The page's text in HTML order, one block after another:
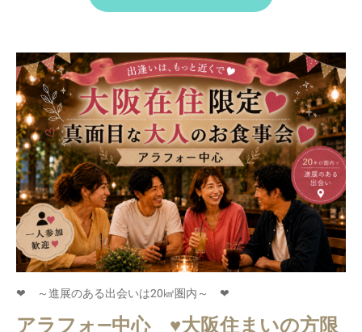
❤ ～進展のある出会いは20㎢圏内～ ❤
アラフォ―中心 ♥大阪住まいの方限